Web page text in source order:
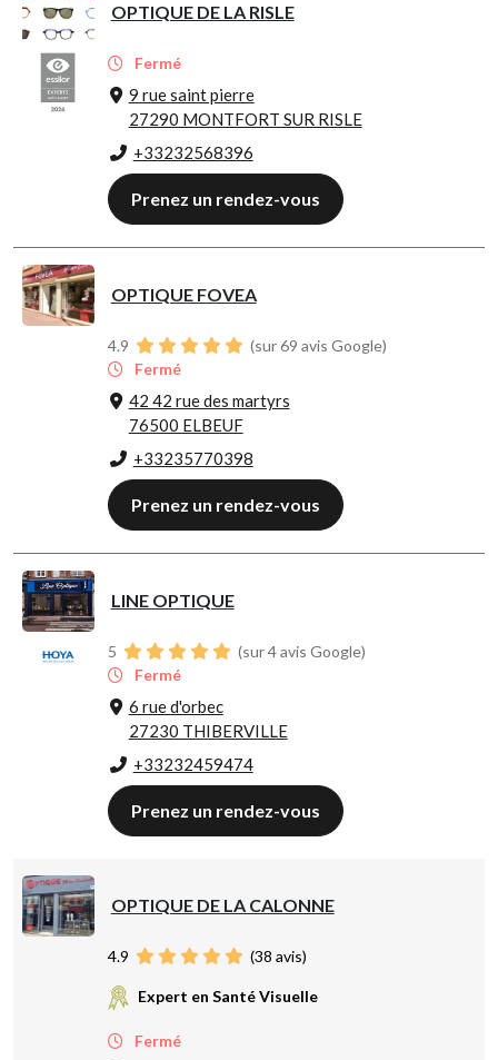
OPTIQUE DE LA RISLE
Fermé
9 rue saint pierre
27290 MONTFORT SUR RISLE
+33232568396
Prenez un rendez-vous
OPTIQUE FOVEA
4.9
(sur 69 avis Google)
Fermé
42 42 rue des martyrs
76500 ELBEUF
+33235770398
Prenez un rendez-vous
LINE OPTIQUE
5
(sur 4 avis Google)
Fermé
6 rue d'orbec
27230 THIBERVILLE
+33232459474
Prenez un rendez-vous
OPTIQUE DE LA CALONNE
4.9 (38 avis)
Expert en Santé Visuelle
Fermé